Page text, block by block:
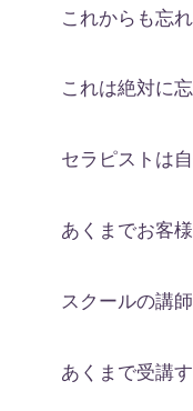
これからも忘
これは絶対に
セラピストは
あくまでお客
スクールの講
あくまで受講